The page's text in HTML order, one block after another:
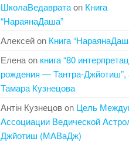
ШколаВедавратаon Книга
“НараянаДаша”
Алексейon Книга
Еленаon книга “80
рождения — Тантра-Джйотиш”,
Тамара Кузнецова
Антін Кузнецовon Цель
Ассоциации Ведической
Джйотиш (МАВаДж)